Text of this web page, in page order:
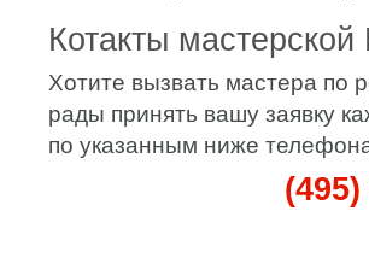
Котакты
Хотите вызвать мастера по
рады принять вашу заявку
по указанным ниже